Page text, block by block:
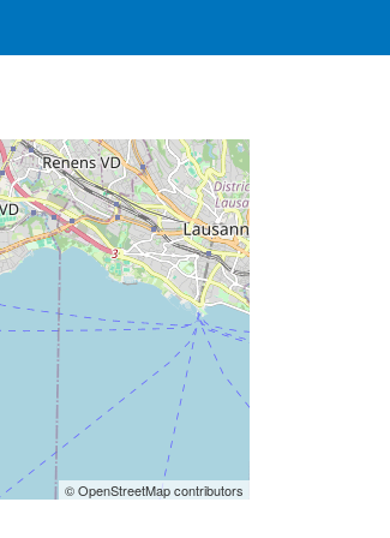
© OpenStreetMap contributors